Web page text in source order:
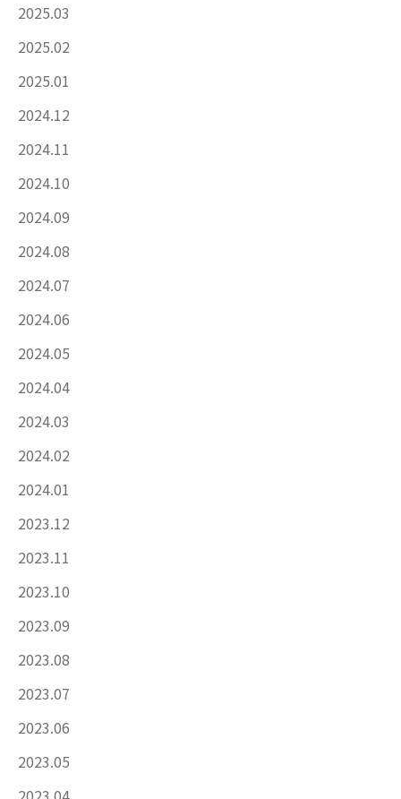
2025.03
2025.02
2025.01
2024.12
2024.11
2024.10
2024.09
2024.08
2024.07
2024.06
2024.05
2024.04
2024.03
2024.02
2024.01
2023.12
2023.11
2023.10
2023.09
2023.08
2023.07
2023.06
2023.05